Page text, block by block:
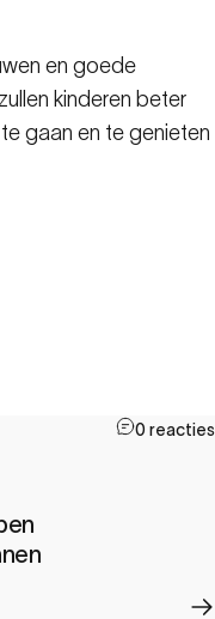
en goede
kinderen beter
gaan en te genieten
0 reacties